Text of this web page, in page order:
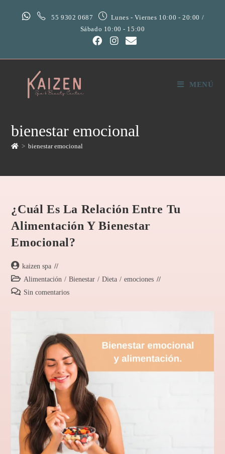
55 9302 0687
Lunes - Viernes 10:00 - 20:00 /
Sábado 10:00 - 15:00
MENÚ
bienestar emocional
> bienestar emocional
¿Cuál Es La Relación Entre Tu
Alimentación Y Bienestar
Emocional?
kaizen spa
Alimentación / Bienestar / Dieta / emociones
Sin comentarios